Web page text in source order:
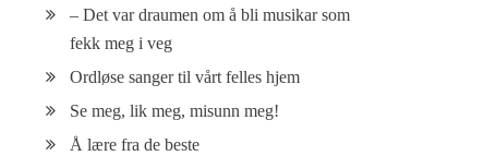
– Det var draumen om å bli musikar som
fekk meg i veg
Ordløse sanger til vårt felles hjem
Se meg, lik meg, misunn meg!
Å lære fra de beste